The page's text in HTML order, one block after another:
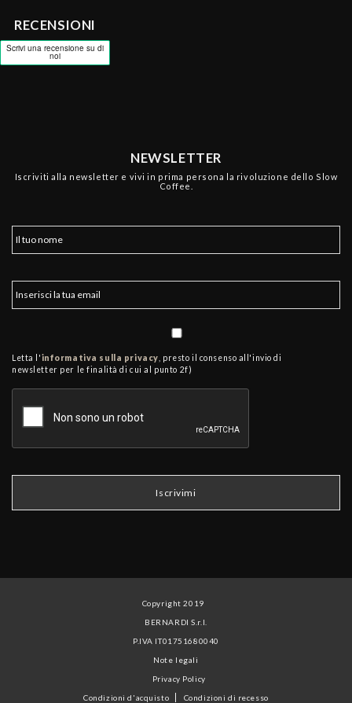
RECENSIONI
NEWSLETTER
Iscriviti alla newsletter e vivi in prima persona la rivoluzione dello Slow
Coffee.
Letta l'informativa sulla privacy , presto il consenso all'invio di
newsletter per le finalità di cui al punto 2f)
Copyright 2019
BERNARDI S.r.l.
P.IVA IT01751680040
Note legali
Privacy Policy
Condizioni d'acquisto
Condizioni di recesso